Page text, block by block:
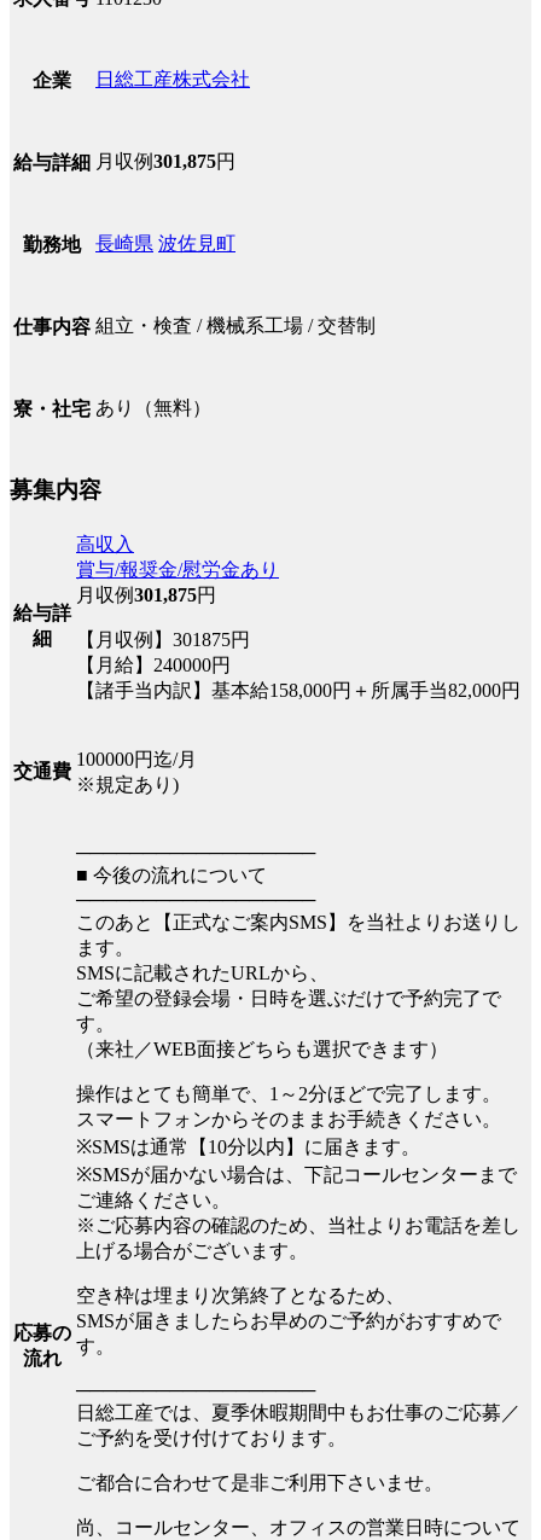
企業 日総工産株式会社
給与詳細 月収例301,875円
勤務地 長崎県 波佐見町
仕事内容 組立・検査 / 機械系工場 / 交替制
寮・社宅 あり（無料）
募集内容
給与詳
細
高収入
賞与/報奨金/慰労金あり
月収例301,875円
【月収例】301875円
【月給】240000円
【諸手当内訳】基本給158,000円＋所属手当82,000円
交通費
100000円迄/月
※規定あり)
応募の
流れ
──────────────────
■ 今後の流れについて
──────────────────
このあと【正式なご案内SMS】を当社よりお送りし
ます。
SMSに記載されたURLから、
ご希望の登録会場・日時を選ぶだけで予約完了で
す。
（来社／WEB面接どちらも選択できます）
操作はとても簡単で、1～2分ほどで完了します。
スマートフォンからそのままお手続きください。
※SMSは通常【10分以内】に届きます。
※SMSが届かない場合は、下記コールセンターまで
ご連絡ください。
※ご応募内容の確認のため、当社よりお電話を差し
上げる場合がございます。
空き枠は埋まり次第終了となるため、
SMSが届きましたらお早めのご予約がおすすめで
す。
──────────────────
日総工産では、夏季休暇期間中もお仕事のご応募／
ご予約を受け付けております。
ご都合に合わせて是非ご利用下さいませ。
尚、コールセンター、オフィスの営業日時について